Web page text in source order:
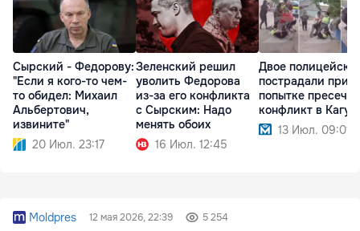
Сырский - Федорову:
"Если я кого-то чем-
то обидел: Михаил
Альбертович,
извините"
20 Июл. 23:17
Зеленский решил
уволить Федорова
из-за его конфликта
с Сырским: Надо
менять обоих
16 Июл. 12:45
Двое
пострадали при
попытке пресечь
конфликт в
13 Июл. 09:01
Moldpres 12 мая 2026, 22:39 5 254